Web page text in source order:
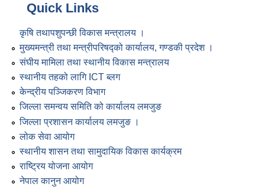
Quick Links
कृषि तथापशुपन्छी विकास मन्त्रालय ।
मुख्यमन्त्री तथा मन्त्रीपरिषद्को कार्यालय, गण्डकी प्रदेश ।
संघीय मामिला तथा स्थानीय विकास मन्त्रालय
स्थानीय तहको लागि ICT ब्लग
केन्द्रीय पञ्जिकरण विभाग
जिल्ला समन्वय समिति को कार्यालय लमजुङ
जिल्ला प्रशासन कार्यालय लमजुङ ।
लोक सेवा आयोग
स्थानीय शासन तथा सामुदायिक विकास कार्यक्रम
राष्ट्रिय योजना आयोग
नेपाल कानुन आयोग